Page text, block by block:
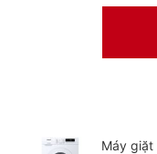
Máy giặt